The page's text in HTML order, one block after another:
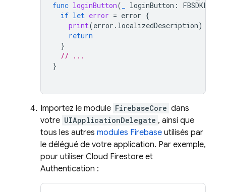
func loginButton( loginButton :
if let error = error {
print(error . localizedDescription)
return
}
// ...
}
Importez le module FirebaseCore dans
votre UIApplicationDelegate , ainsi que
tous les autres modules Firebase utilisés par
le délégué de votre application. Par exemple,
pour utiliser Cloud Firestore et
Authentication :